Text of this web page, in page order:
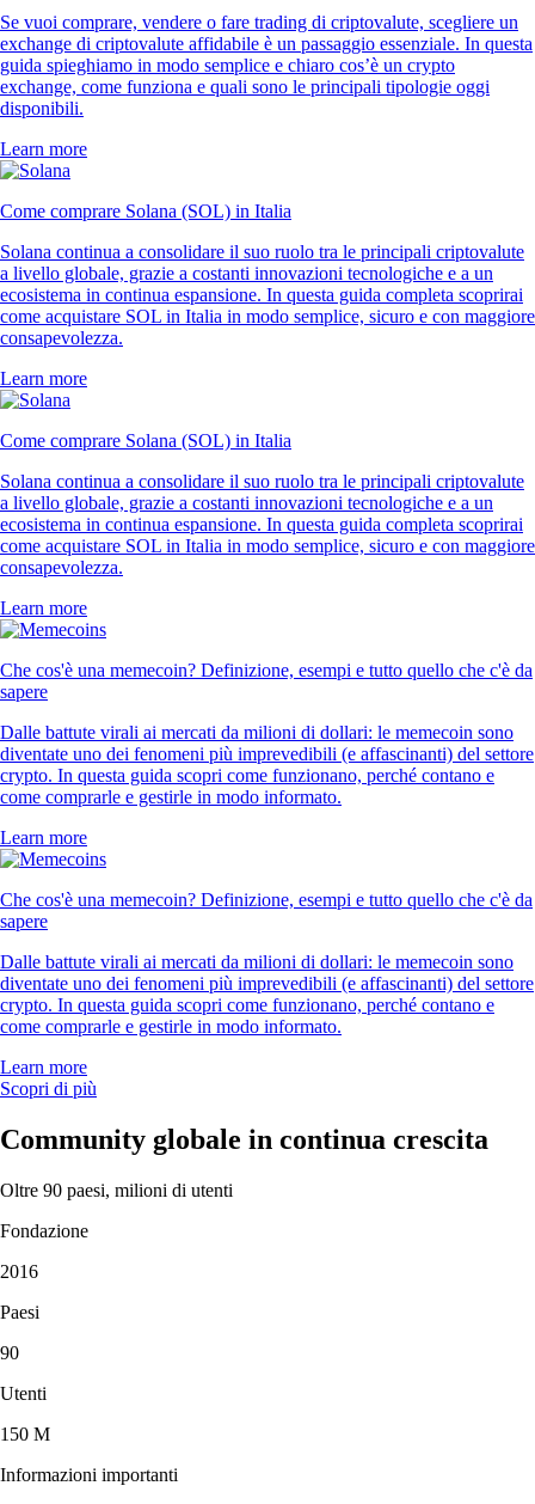
Se vuoi comprare, vendere o fare trading di criptovalute, scegliere un
exchange di criptovalute affidabile è un passaggio essenziale. In questa
guida spieghiamo in modo semplice e chiaro cos’è un crypto
exchange, come funziona e quali sono le principali tipologie oggi
disponibili.
Learn more
Come comprare Solana (SOL) in Italia
Solana continua a consolidare il suo ruolo tra le principali criptovalute
a livello globale, grazie a costanti innovazioni tecnologiche e a un
ecosistema in continua espansione. In questa guida completa scoprirai
come acquistare SOL in Italia in modo semplice, sicuro e con maggiore
consapevolezza.
Learn more
Come comprare Solana (SOL) in Italia
Solana continua a consolidare il suo ruolo tra le principali criptovalute
a livello globale, grazie a costanti innovazioni tecnologiche e a un
ecosistema in continua espansione. In questa guida completa scoprirai
come acquistare SOL in Italia in modo semplice, sicuro e con maggiore
consapevolezza.
Learn more
Che cos'è una memecoin? Definizione, esempi e tutto quello che c'è da
sapere
Dalle battute virali ai mercati da milioni di dollari: le memecoin sono
diventate uno dei fenomeni più imprevedibili (e affascinanti) del settore
crypto. In questa guida scopri come funzionano, perché contano e
come comprarle e gestirle in modo informato.
Learn more
Che cos'è una memecoin? Definizione, esempi e tutto quello che c'è da
sapere
Dalle battute virali ai mercati da milioni di dollari: le memecoin sono
diventate uno dei fenomeni più imprevedibili (e affascinanti) del settore
crypto. In questa guida scopri come funzionano, perché contano e
come comprarle e gestirle in modo informato.
Learn more
Scopri di più
Community globale in continua crescita
Oltre 90 paesi, milioni di utenti
Fondazione
2016
Paesi
90
Utenti
150 M
Informazioni importanti